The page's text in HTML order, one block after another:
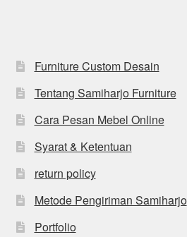
Furniture Custom Desain
Tentang Samiharjo Furniture
Cara Pesan Mebel Online
Syarat & Ketentuan
return policy
Metode Pengiriman Samiharjo
Portfolio